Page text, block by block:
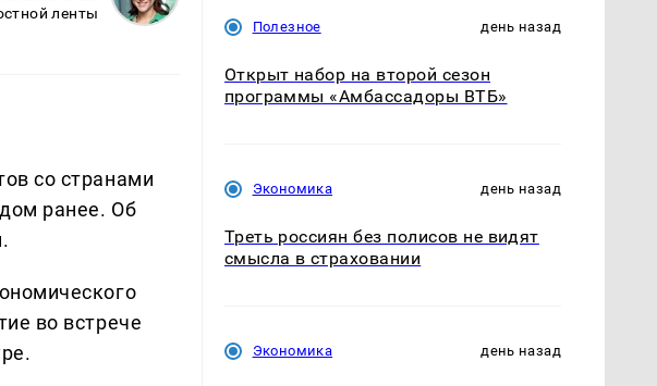
ленты
со странами
ранее. Об
во встрече
Полезное день назад
Открыт набор на второй сезон
программы «Амбассадоры ВТБ»
Экономика день назад
Треть россиян без полисов не видят
смысла в страховании
Экономика день назад